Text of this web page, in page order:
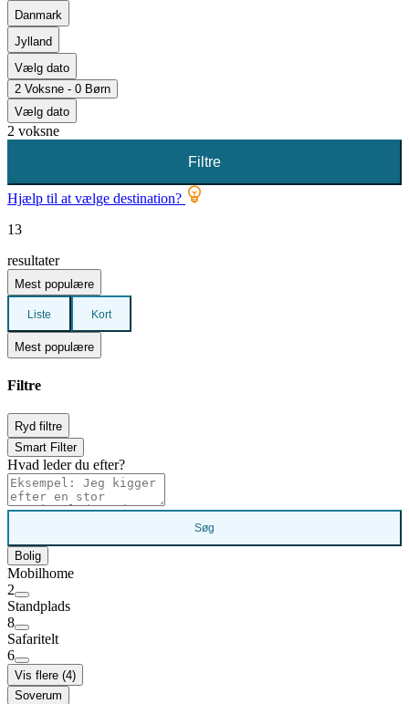
Danmark
Jylland
Vælg dato
2 Voksne - 0 Børn
Vælg dato
2 voksne
Filtre
Hjælp til at vælge destination?
13
resultater
Mest populære
Liste Kort
Mest populære
Filtre
Ryd filtre
Smart Filter
Hvad leder du efter?
Søg
Bolig
Mobilhome
2
Standplads
8
Safaritelt
6
Vis flere (4)
Soverum